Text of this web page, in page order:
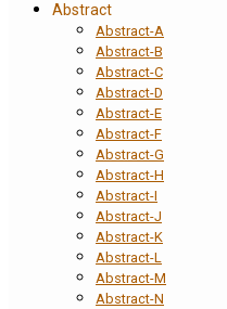
Abstract
Abstract-A
Abstract-B
Abstract-C
Abstract-D
Abstract-E
Abstract-F
Abstract-G
Abstract-H
Abstract-I
Abstract-J
Abstract-K
Abstract-L
Abstract-M
Abstract-N